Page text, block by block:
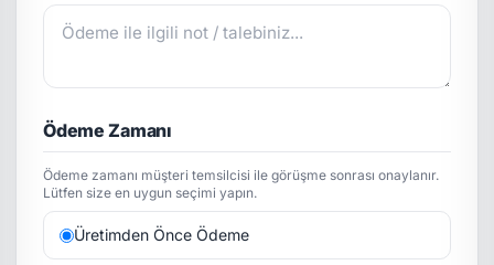
Ödeme Zamanı
Ödeme zamanı müşteri temsilcisi ile görüşme sonrası onaylanır.
Lütfen size en uygun seçimi yapın.
Üretimden Önce Ödeme